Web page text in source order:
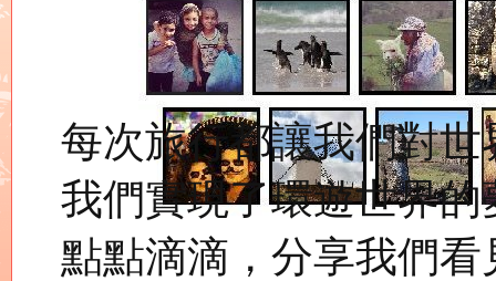
每次旅行都讓我們對
我們實現了環遊世界
點點滴滴，分享我們